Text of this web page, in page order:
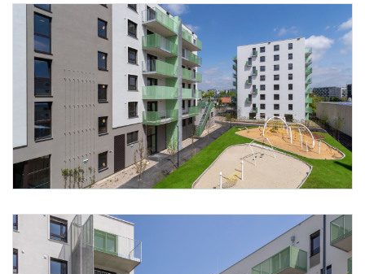
Foto 1: @irene schanda